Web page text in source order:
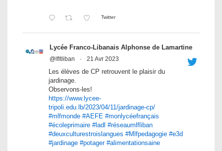
Twitter
Lycée Franco-Libanais Alphonse de Lamartine
@lfltliban · 21 Avr 2023
Les élèves de CP retrouvent le plaisir du
jardinage.
Observons-les!
https://www.lycee-
tripoli.edu.lb/2023/04/11/jardinage-cp/
#mlfmonde #AEFE #monlycéefrançais
#écoleprimaire #ladl #réseaumlfliban
#deuxculturestroislangues #Mlfpedagogie #e3d
#jardinage #potager #alimentationsaine